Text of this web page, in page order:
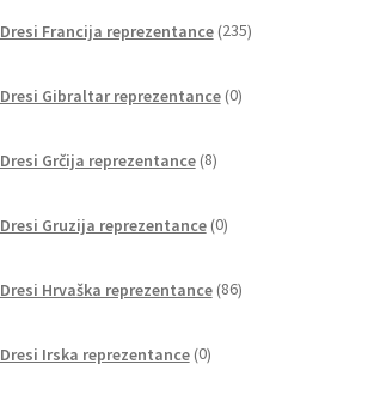
Dresi Francija reprezentance 235izdelkov
Dresi Gibraltar reprezentance 0izdelkov
Dresi Grčija reprezentance 8izdelkov
Dresi Gruzija reprezentance 0izdelkov
Dresi Hrvaška reprezentance 86izdelkov
Dresi Irska reprezentance 0izdelkov